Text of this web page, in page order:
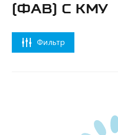
(ФАВ) С КМУ
Фильтр